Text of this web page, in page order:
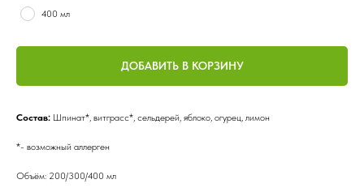
400 мл
ДОБАВИТЬ В КОРЗИНУ
Состав: Шпинат*, витграсс*, сельдерей, яблоко, огурец, лимон
*- возможный аллерген
Объём: 200/300/400 мл